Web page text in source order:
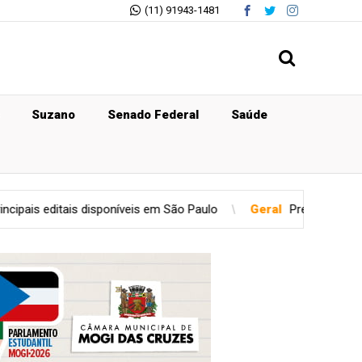
(11) 91943-1481
Suzano Senado Federal Saúde
em São Paulo Geral Previsão do tempo para